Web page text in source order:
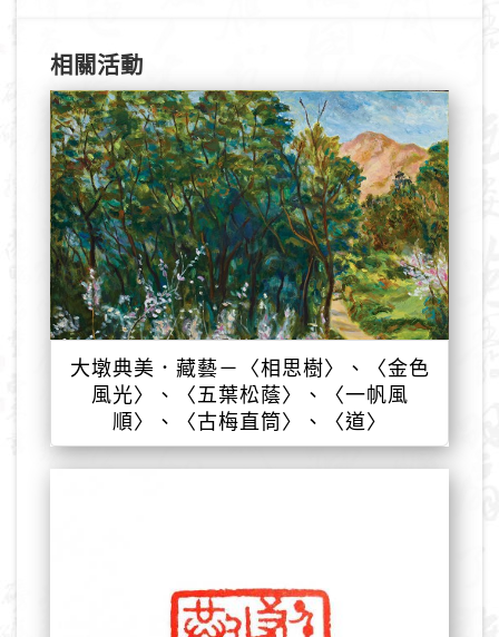
相關活動
大墩典美．藏藝－〈相思樹〉、〈金色
風光〉、〈五葉松蔭〉、〈一帆風
順〉、〈古梅直筒〉、〈道〉